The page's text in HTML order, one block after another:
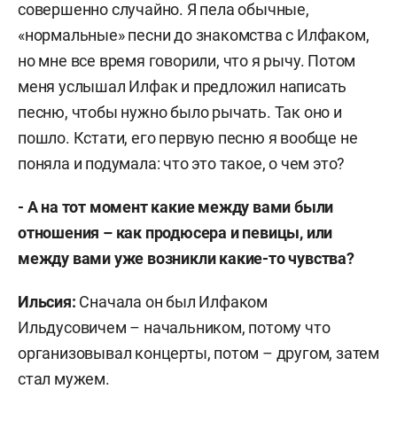
совершенно случайно. Я пела обычные,
«нормальные» песни до знакомства с Илфаком,
но мне все время говорили, что я рычу. Потом
меня услышал Илфак и предложил написать
песню, чтобы нужно было рычать. Так оно и
пошло. Кстати, его первую песню я вообще не
поняла и подумала: что это такое, о чем это?
- А на тот момент какие между вами были
отношения – как продюсера и певицы, или
между вами уже возникли какие-то чувства?
Ильсия: Сначала он был Илфаком
Ильдусовичем – начальником, потому что
организовывал концерты, потом – другом, затем
стал мужем.